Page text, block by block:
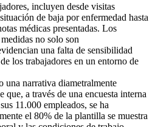
incluyen desde visitas
de baja por enfermedad hasta
médicas presentadas. Los
no solo son
una falta de sensibilidad
los trabajadores en un entorno de
una narrativa diametralmente
que, a través de una encuesta interna
11.000 empleados, se ha
el 80% de la plantilla se muestra